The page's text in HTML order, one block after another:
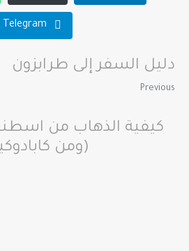
Telegram
دليل السفر إلى طرابزون
Previous
كيفية الذهاب من
(ومن